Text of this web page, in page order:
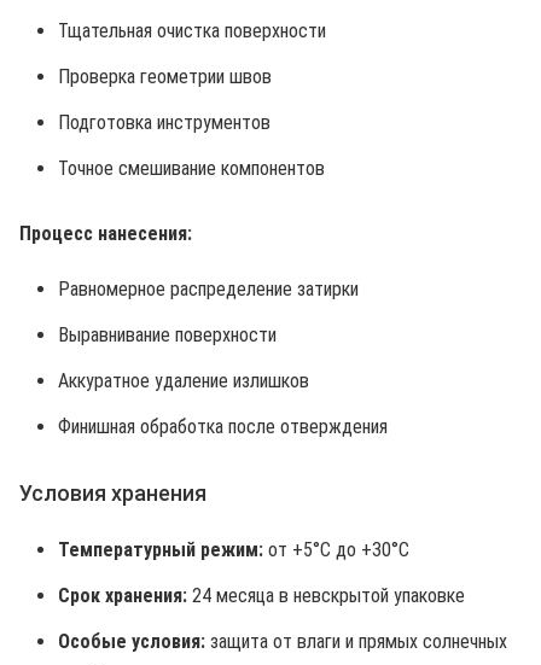
Тщательная очистка поверхности
Проверка геометрии швов
Подготовка инструментов
Точное смешивание компонентов
Процесс нанесения:
Равномерное распределение затирки
Выравнивание поверхности
Аккуратное удаление излишков
Финишная обработка после отверждения
Условия хранения
Температурный режим: от +5°C до +30°C
Срок хранения: 24 месяца в невскрытой упаковке
Особые условия: защита от влаги и прямых солнечных